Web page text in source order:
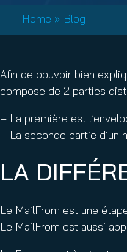
Home » Blog
Afin de pouvoir bien
compose de 2 parties
– La première est
– La seconde partie
LA
Le MailFrom est une
Le MailFrom est aussi